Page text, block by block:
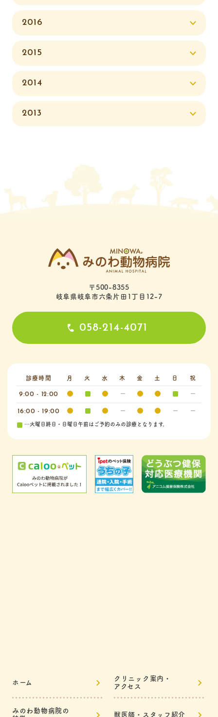
2016
2015
2014
2013
〒500-8355
岐阜県岐阜市六条片田1丁目12-7
058-214-4071
診療時間 月 火 水 木 金 土 日 祝
9:00 - 12:00
16:00 - 19:00
…火曜日終日・日曜日午前はご予約のみの診療となります。
ホーム
クリニック案内・
アクセス
みのわ動物病院の
獣医師・スタッフ紹介